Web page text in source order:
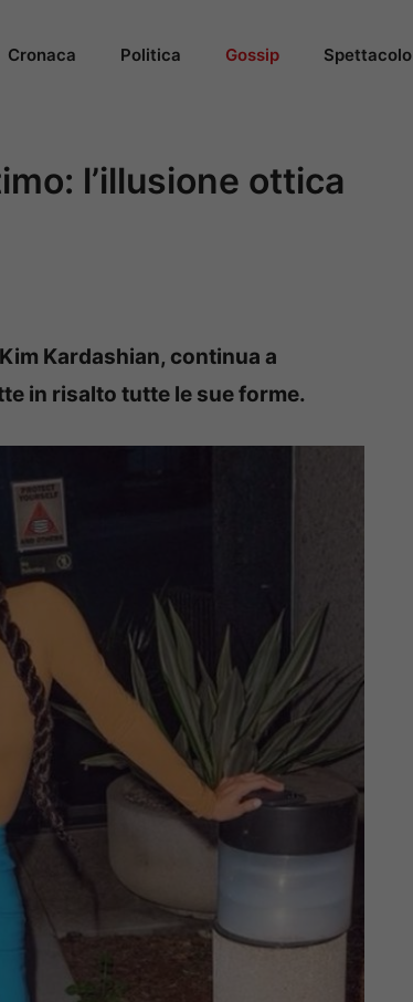
Cronaca Politica Gossip Spettacolo
l’illusione ottica
Kardashian, continua a
in risalto tutte le sue forme.